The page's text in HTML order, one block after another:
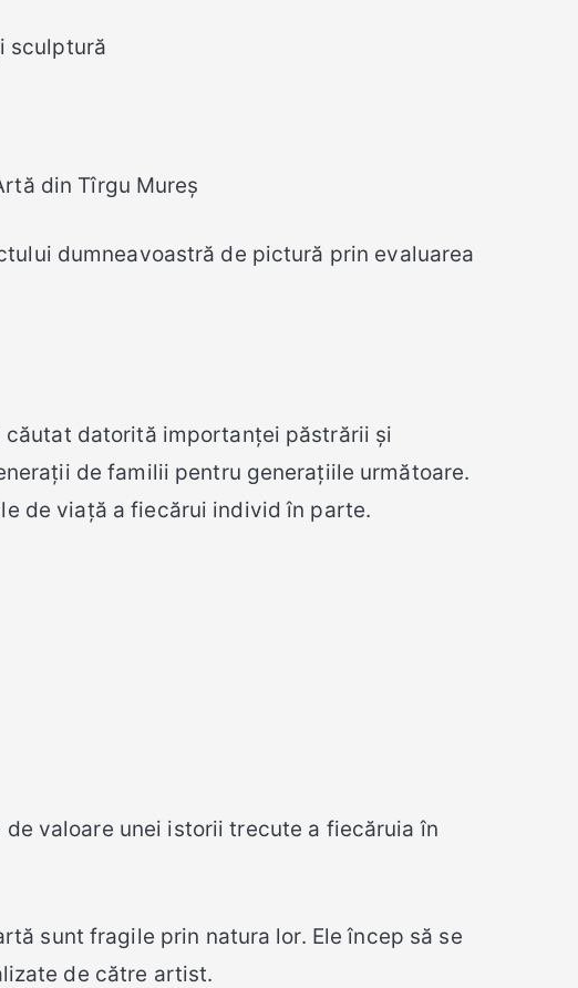
sculptură
din Tîrgu Mureș
dumneavoastră de pictură prin evaluarea
căutat datorită importanței păstrării și
de familii pentru generațiile următoare.
de viață a fiecărui individ în parte.
valoare unei istorii trecute a fiecăruia în
sunt fragile prin natura lor. Ele încep să se
de către artist.